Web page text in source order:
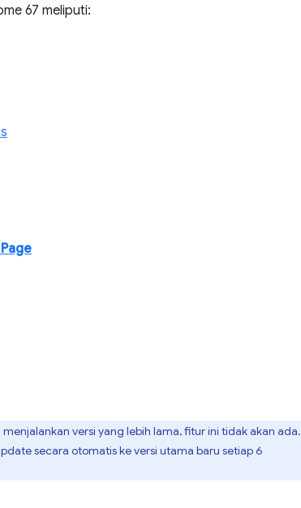
67 meliputi:
Page
menjalankan versi yang lebih lama, fitur ini tidak akan ada.
secara otomatis ke versi utama baru setiap 6